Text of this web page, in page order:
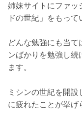
姉妹サイトにファッ
ドの世紀」をもって
どんな勉強にも当て
ンばかりを勉強し続
ます。
ミシンの世紀を開
に疲れたことが挙げ